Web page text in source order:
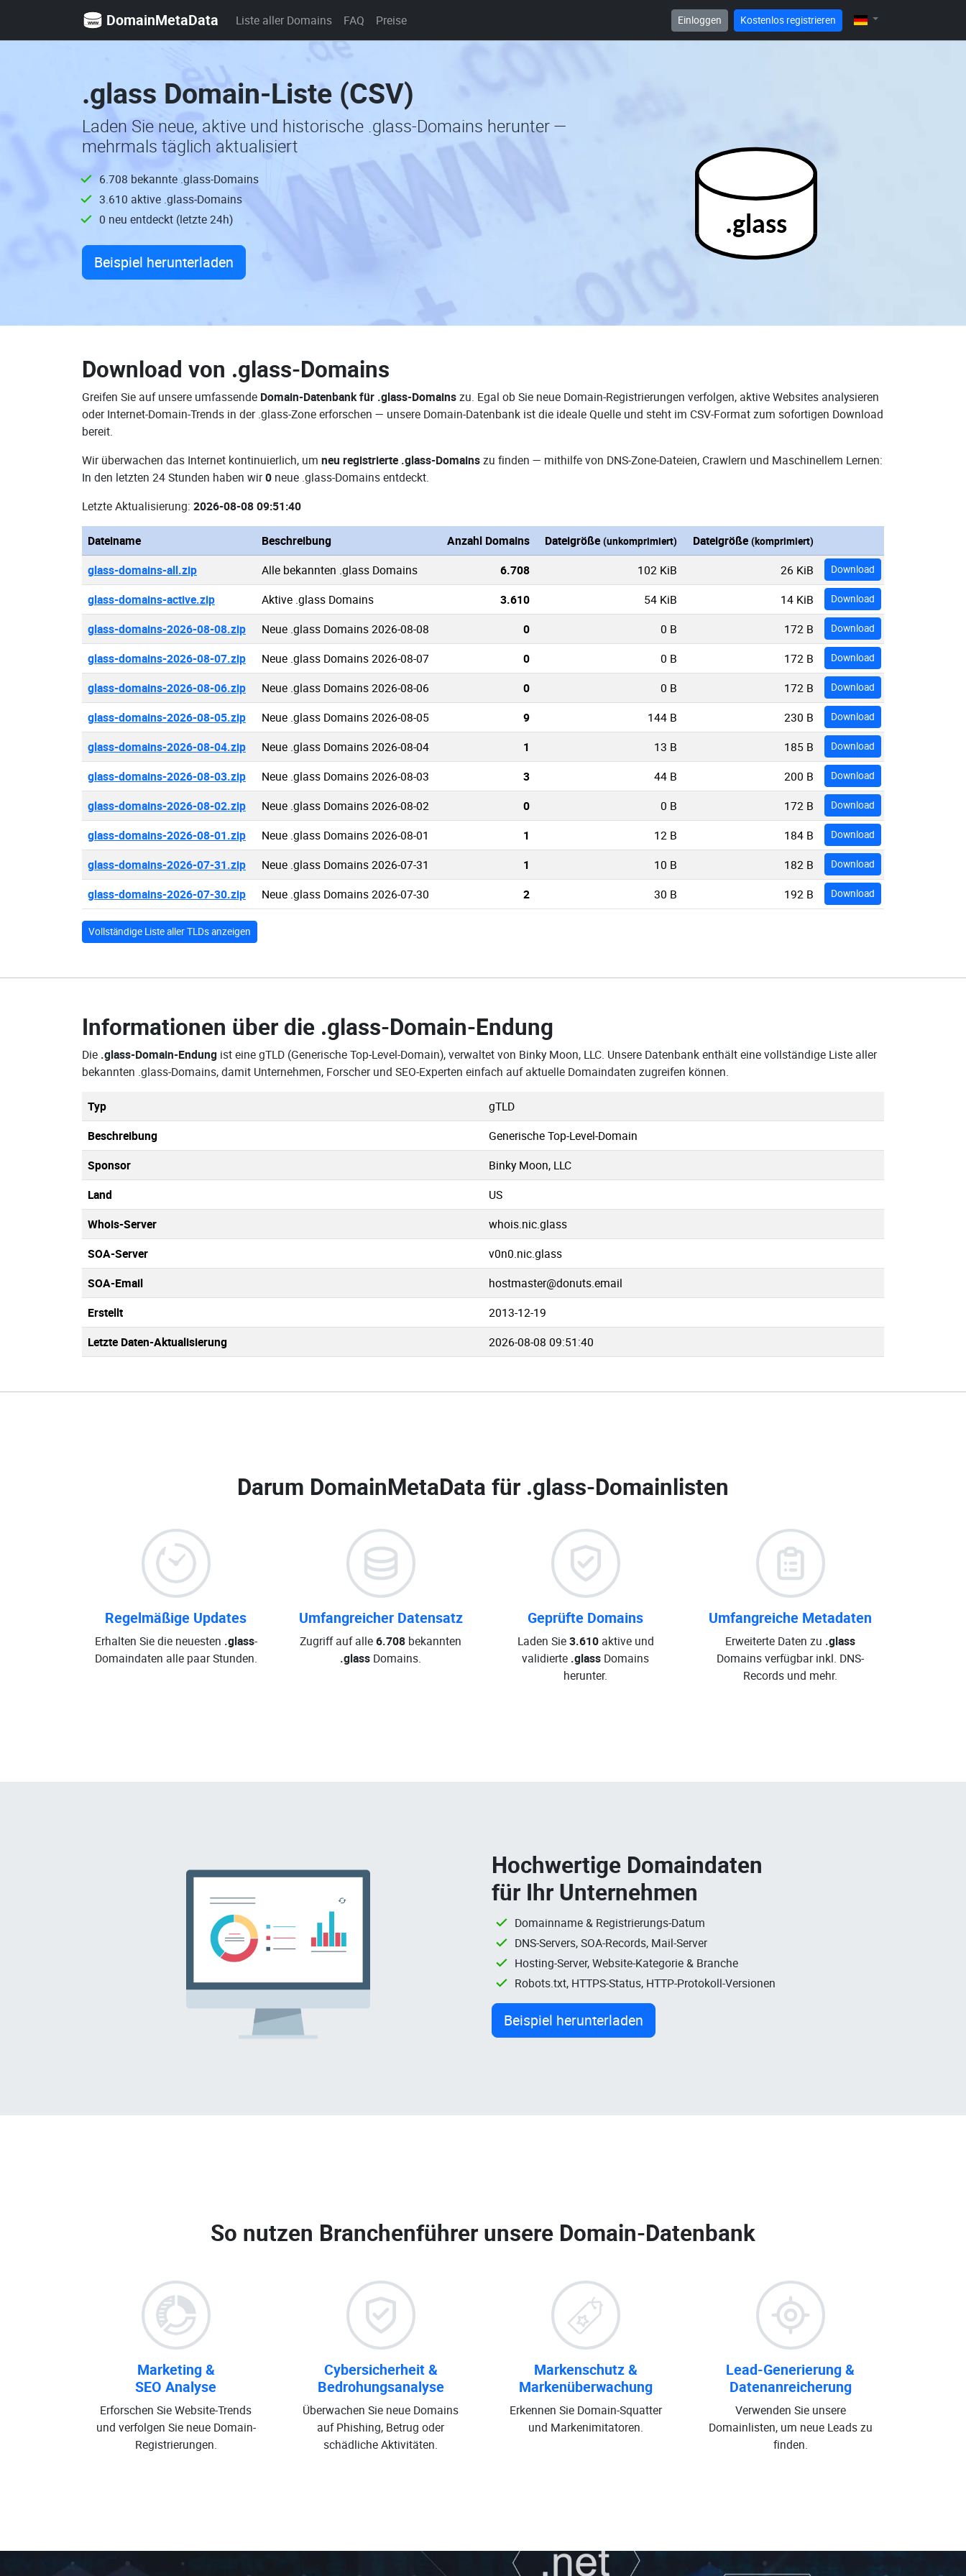
DomainMetaData Liste aller Domains FAQ Preise Einloggen Kostenlos registrieren
.glass Domain-Liste (CSV)
Laden Sie neue, aktive und historische .glass-Domains herunter —
mehrmals täglich aktualisiert
6.708 bekannte .glass-Domains
3.610 aktive .glass-Domains
0 neu entdeckt (letzte 24h)
Beispiel herunterladen
.glass
Download von .glass-Domains
Greifen Sie auf unsere umfassende Domain-Datenbank für .glass-Domainszu. Egal ob Sie neue Domain-Registrierungen verfolgen, aktive Websites analysieren
oder Internet-Domain-Trends in der .glass-Zone erforschen — unsere Domain-Datenbank ist die ideale Quelle und steht im CSV-Format zum sofortigen Download
bereit.
Wir überwachen das Internet kontinuierlich, um neu registrierte .glass-Domainszu finden — mithilfe von DNS-Zone-Dateien, Crawlern und Maschinellem Lernen:
In den letzten 24 Stunden haben wir0 neue .glass-Domains entdeckt.
Letzte Aktualisierung: 2026-08-08 09:51:40
Dateiname Beschreibung Anzahl Domains Dateigröße (unkomprimiert) Dateigröße (komprimiert)
glass-domains-all.zip Alle bekannten .glass Domains 6.708 102 KiB 26 KiB Download
glass-domains-active.zip Aktive .glass Domains 3.610 54 KiB 14 KiB Download
glass-domains-2026-08-08.zip Neue .glass Domains 2026-08-08 0 0 B 172 B Download
glass-domains-2026-08-07.zip Neue .glass Domains 2026-08-07 0 0 B 172 B Download
glass-domains-2026-08-06.zip Neue .glass Domains 2026-08-06 0 0 B 172 B Download
glass-domains-2026-08-05.zip Neue .glass Domains 2026-08-05 9 144 B 230 B Download
glass-domains-2026-08-04.zip Neue .glass Domains 2026-08-04 1 13 B 185 B Download
glass-domains-2026-08-03.zip Neue .glass Domains 2026-08-03 3 44 B 200 B Download
glass-domains-2026-08-02.zip Neue .glass Domains 2026-08-02 0 0 B 172 B Download
glass-domains-2026-08-01.zip Neue .glass Domains 2026-08-01 1 12 B 184 B Download
glass-domains-2026-07-31.zip Neue .glass Domains 2026-07-31 1 10 B 182 B Download
glass-domains-2026-07-30.zip Neue .glass Domains 2026-07-30 2 30 B 192 B Download
Vollständige Liste aller TLDs anzeigen
Informationen über die .glass-Domain-Endung
Die .glass-Domain-Endung ist eine gTLD (Generische Top-Level-Domain), verwaltet von Binky Moon, LLC. Unsere Datenbank enthält eine vollständige Liste aller
bekannten .glass-Domains, damit Unternehmen, Forscher und SEO-Experten einfach auf aktuelle Domaindaten zugreifen können.
Typ
gTLD
Beschreibung
Generische Top-Level-Domain
Sponsor
Binky Moon, LLC
Land
US
Whois-Server
whois.nic.glass
SOA-Server
v0n0.nic.glass
SOA-Email
hostmaster@donuts.email
Erstellt
2013-12-19
Letzte Daten-Aktualisierung
2026-08-08 09:51:40
Darum DomainMetaData für .glass-Domainlisten
Regelmäßige Updates
Erhalten Sie die neuesten .glass-
Domaindaten alle paar Stunden.
Umfangreicher Datensatz
Zugriff auf alle6.708 bekannten
.glass Domains.
Geprüfte Domains
Laden Sie3.610aktive und
validierte .glass Domains
herunter.
Umfangreiche Metadaten
Erweiterte Daten zu .glass
Domains verfügbar inkl. DNS-
Records und mehr.
Hochwertige Domaindaten
für Ihr Unternehmen
Domainname & Registrierungs-Datum
DNS-Servers, SOA-Records, Mail-Server
Hosting-Server, Website-Kategorie & Branche
Robots.txt, HTTPS-Status, HTTP-Protokoll-Versionen
Beispiel herunterladen
So nutzen Branchenführer unsere Domain-Datenbank
Marketing &
SEO Analyse
Erforschen Sie Website-Trends
und verfolgen Sie neue Domain-
Registrierungen.
Cybersicherheit &
Bedrohungsanalyse
Überwachen Sie neue Domains
auf Phishing, Betrug oder
schädliche Aktivitäten.
Markenschutz &
Markenüberwachung
Erkennen Sie Domain-Squatter
und Markenimitatoren.
Lead-Generierung &
Datenanreicherung
Verwenden Sie unsere
Domainlisten, um neue Leads zu
finden.